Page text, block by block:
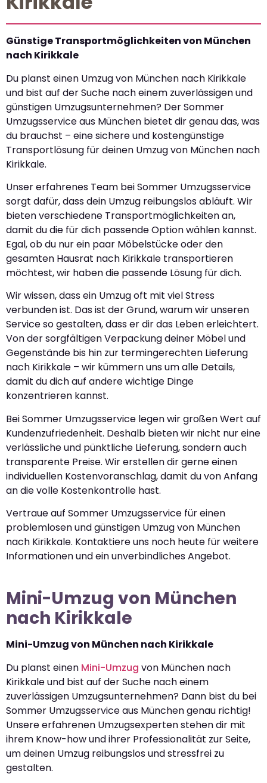
Günstige Transportmöglichkeiten von München
nach Kirikkale
Du planst einen Umzug von München nach Kirikkale
und bist auf der Suche nach einem zuverlässigen und
günstigen Umzugsunternehmen? Der Sommer
Umzugsservice aus München bietet dir genau das, was
du brauchst – eine sichere und kostengünstige
Transportlösung für deinen Umzug von München nach
Kirikkale.
Unser erfahrenes Team bei Sommer Umzugsservice
sorgt dafür, dass dein Umzug reibungslos abläuft. Wir
bieten verschiedene Transportmöglichkeiten an,
damit du die für dich passende Option wählen kannst.
Egal, ob du nur ein paar Möbelstücke oder den
gesamten Hausrat nach Kirikkale transportieren
möchtest, wir haben die passende Lösung für dich.
Wir wissen, dass ein Umzug oft mit viel Stress
verbunden ist. Das ist der Grund, warum wir unseren
Service so gestalten, dass er dir das Leben erleichtert.
Von der sorgfältigen Verpackung deiner Möbel und
Gegenstände bis hin zur termingerechten Lieferung
nach Kirikkale – wir kümmern uns um alle Details,
damit du dich auf andere wichtige Dinge
konzentrieren kannst.
Bei Sommer Umzugsservice legen wir großen Wert auf
Kundenzufriedenheit. Deshalb bieten wir nicht nur eine
verlässliche und pünktliche Lieferung, sondern auch
transparente Preise. Wir erstellen dir gerne einen
individuellen Kostenvoranschlag, damit du von Anfang
an die volle Kostenkontrolle hast.
Vertraue auf Sommer Umzugsservice für einen
problemlosen und günstigen Umzug von München
nach Kirikkale. Kontaktiere uns noch heute für weitere
Informationen und ein unverbindliches Angebot.
Mini-Umzug von München
nach Kirikkale
Mini-Umzug von München nach Kirikkale
Du planst einen Mini-Umzug von München nach
Kirikkale und bist auf der Suche nach einem
zuverlässigen Umzugsunternehmen? Dann bist du bei
Sommer Umzugsservice aus München genau richtig!
Unsere erfahrenen Umzugsexperten stehen dir mit
ihrem Know-how und ihrer Professionalität zur Seite,
um deinen Umzug reibungslos und stressfrei zu
gestalten.